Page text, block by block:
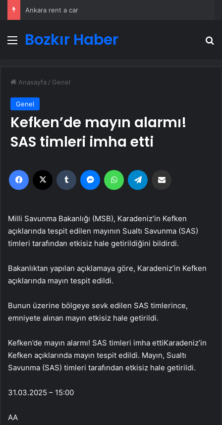
Ankara rent a car
Menü
Bozkır Haber
Anasayfa / Genel
Genel
Kefken’de mayın alarmı!
SAS timleri imha etti
Facebook Tumblr MessengerWhatsApp
Milli Savunma Bakanlığı (MSB), Karadeniz’in Kefken
açıklarında tespit edilen mayının Sualtı Savunma (SAS)
timleri tarafından etkisiz hale getirildiğini bildirdi.
Bakanlıktan yapılan açıklamaya göre, Karadeniz’in Kefken
açıklarında mayın tespit edildi.
Bunun üzerine bölgeye sevk edilen SAS timlerince,
emniyete alınan mayın etkisiz hale getirildi.
Kefken’de mayın alarmı! SAS timleri imha ettiKaradeniz’in
Kefken açıklarında mayın tespit edildi. Mayın, Sualtı
Savunma (SAS) timleri tarafından etkisiz hale getirildi.
31.03.2025 – 15:00
AA